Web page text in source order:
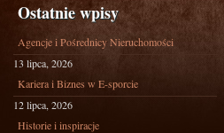
Ostatnie wpisy
Agencje i Pośrednicy Nieruchomości
13 lipca, 2026
Kariera i Biznes w E-sporcie
12 lipca, 2026
Historie i inspiracje